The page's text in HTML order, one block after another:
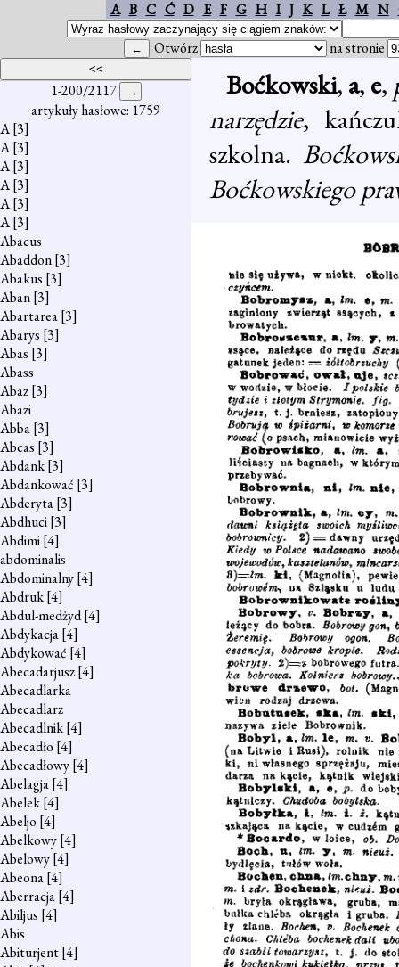
A B C Ć D E F G H I J K L Ł M N
Otwórz na stronie
1-200/2117
artykuły hasłowe: 1759
A[3]
A[3]
A[3]
A[3]
A[3]
A[3]
Abacus
Abaddon[3]
Abakus [3]
Aban[3]
Abartarea[3]
Abarys [3]
Abas [3]
Abass
Abaz[3]
Abazi
Abba[3]
Abcas [3]
Abdank[3]
Abdankować [3]
Abderyta[3]
Abdhuci[3]
Abdimi[4]
abdominalis
Abdominalny[4]
Abdruk[4]
Abdul-medżyd[4]
Abdykacja[4]
Abdykować [4]
Abecadarjusz[4]
Abecadlarka
Abecadlarz
Abecadlnik[4]
Abecadło [4]
Abecadłowy[4]
Abelagja[4]
Abelek[4]
Abeljo [4]
Abelkowy[4]
Abelowy[4]
Abeona[4]
Aberracja[4]
Abiljus [4]
Abis
Abiturjent[4]
Boćkowski, a, e,
narzędzie,
szkolna.
Boćkowskiego